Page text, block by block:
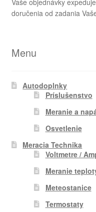
doručenia od zadania
Menu
Autodoplnky
Príslušenstvo
Meranie a
Osvetlenie
Meracia Technika
Voltmetre /
Meranie
Meteostanice
Termostaty